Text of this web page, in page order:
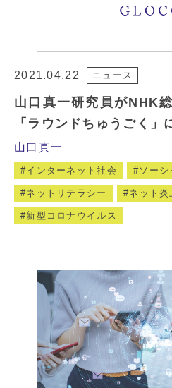
2021.04.22 ニュース
山口真一研究員がNHK
「ラウンドちゅうごく」
山口真一
インターネット社会 ソーシ
ネットリテラシー ネット炎
新型コロナウイルス